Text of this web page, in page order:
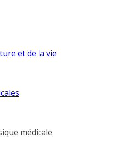
et de la vie
médicale